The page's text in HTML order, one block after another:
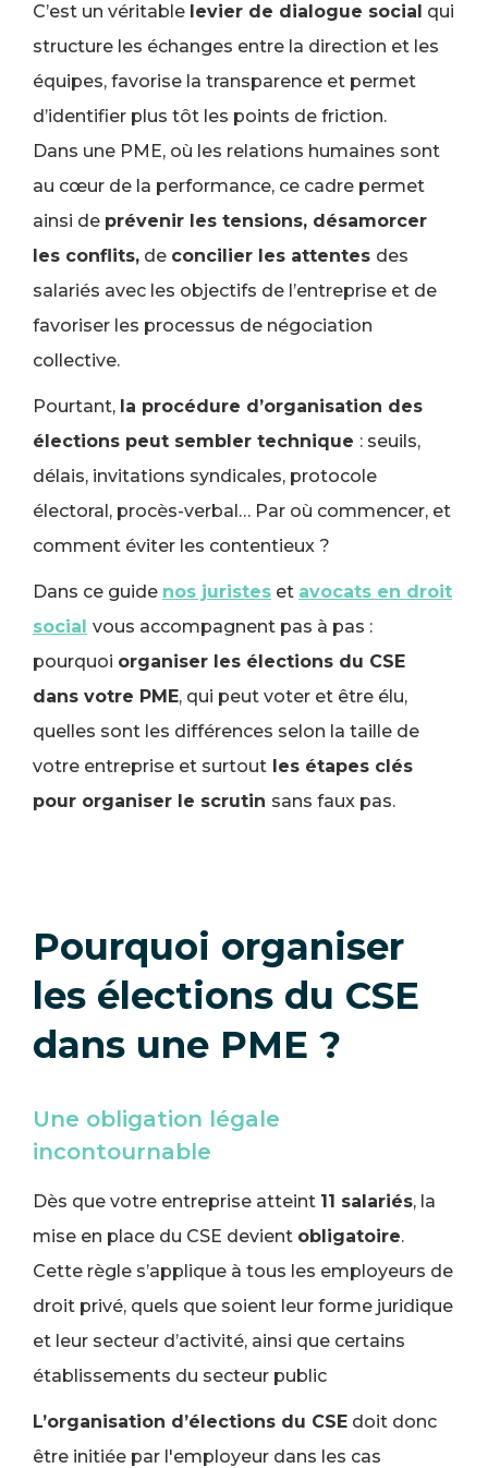
C’est un véritable levier de dialogue social qui
structure les échanges entre la direction et les
équipes, favorise la transparence et permet
d’identifier plus tôt les points de friction.
Dans une PME, où les relations humaines sont
au cœur de la performance, ce cadre permet
ainsi de prévenir les tensions, désamorcer
les conflits, de concilier les attentes des
salariés avec les objectifs de l’entreprise et de
favoriser les processus de négociation
collective.
Pourtant, la procédure d’organisation des
élections peut sembler technique : seuils,
délais, invitations syndicales, protocole
électoral, procès-verbal… Par où commencer, et
comment éviter les contentieux ?
Dans ce guide nos juristes et avocats en droit
social vous accompagnent pas à pas :
pourquoi organiser les élections du CSE
dans votre PME, qui peut voter et être élu,
quelles sont les différences selon la taille de
votre entreprise et surtout les étapes clés
pour organiser le scrutin sans faux pas.
Pourquoi organiser
les élections du CSE
dans une PME ?
Une obligation légale
incontournable
Dès que votre entreprise atteint 11 salariés, la
mise en place du CSE devient obligatoire.
Cette règle s’applique à tous les employeurs de
droit privé, quels que soient leur forme juridique
et leur secteur d’activité, ainsi que certains
établissements du secteur public
L’organisation d’élections du CSE doit donc
être initiée par l'employeur dans les cas